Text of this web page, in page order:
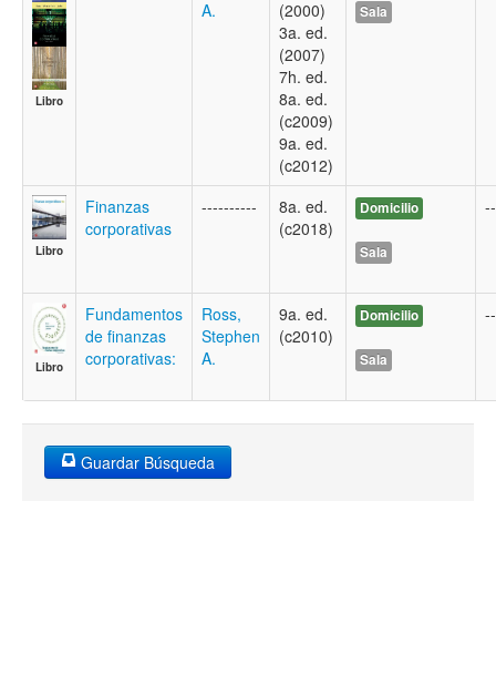
Libro
A.
(2000)
3a. ed.
(2007)
7h. ed.
8a. ed.
(c2009)
9a. ed.
(c2012)
Sala
Libro
Finanzas
corporativas
----------
8a. ed.
(c2018)
Domicilio
Sala
Libro
Fundamentos
de finanzas
corporativas:
Ross,
Stephen
A.
9a. ed.
(c2010)
Domicilio
Sala
Guardar Búsqueda